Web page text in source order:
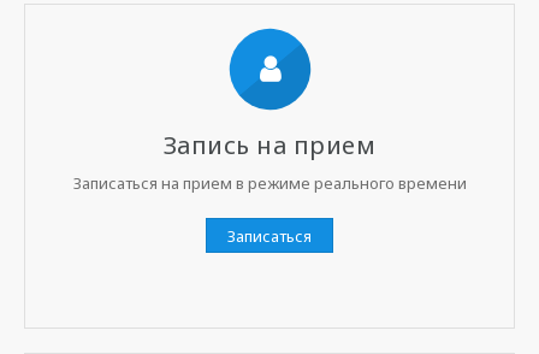
Запись на прием
Записаться на прием в режиме реального времени
Записаться